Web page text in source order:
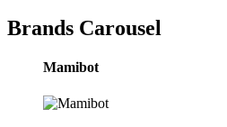
Brands Carousel
Mamibot